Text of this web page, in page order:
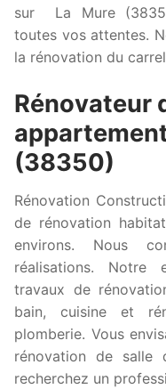
sur La Mure
toutes vos attentes.
la rénovation du
Rénovateur
(38350)
Rénovation
de rénovation
environs. Nous
réalisations. Notre
travaux de
bain, cuisine et
plomberie. Vous
rénovation de
recherchez un